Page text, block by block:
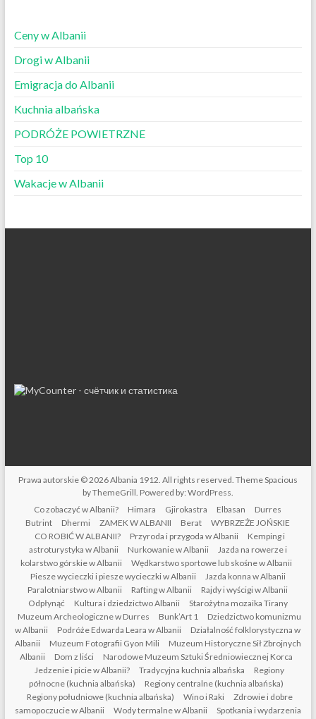
Ceny w Albanii
Drogi w Albanii
Emigracja do Albanii
Kuchnia albańska
PODRÓŻE POWIETRZNE
Top 10
Wakacje w Albanii
Prawa autorskie © 2026Albania 1912. All rights reserved. ThemeSpacious
by ThemeGrill. Powered by: WordPress.
Co zobaczyć w Albanii?
Himara Gjirokastra Elbasan
Durres
Butrint
Dhermi ZAMEK W ALBANII Berat
WYBRZEŻE JOŃSKIE
CO ROBIĆ W ALBANII?
Przyroda i przygoda w Albanii
Kemping i
astroturystyka w Albanii
Nurkowanie w Albanii
Jazda na rowerze i
kolarstwo górskie w Albanii
Wędkarstwo sportowe lub skośne w Albanii
Piesze wycieczki i piesze wycieczki w Albanii
Jazda konna w Albanii
Paralotniarstwo w Albanii
Rafting w Albanii
Rajdy i wyścigi w Albanii
Odpłynąć
Kultura i dziedzictwo Albanii
Starożytna mozaika Tirany
Muzeum Archeologiczne w Durres
Bunk’Art 1
Dziedzictwo komunizmu
w Albanii
Podróże Edwarda Leara w Albanii
Działalność folklorystyczna w
Albanii
Muzeum Fotografii Gyon Mili
Muzeum Historyczne Sił Zbrojnych
Albanii
Dom z liści
Narodowe Muzeum Sztuki Średniowiecznej Korca
Jedzenie i picie w Albanii?
Tradycyjna kuchnia albańska
Regiony
północne (kuchnia albańska)
Regiony centralne (kuchnia albańska)
Regiony południowe (kuchnia albańska)
Wino i Raki
Zdrowie i dobre
samopoczucie w Albanii
Wody termalne w Albanii
Spotkania i wydarzenia